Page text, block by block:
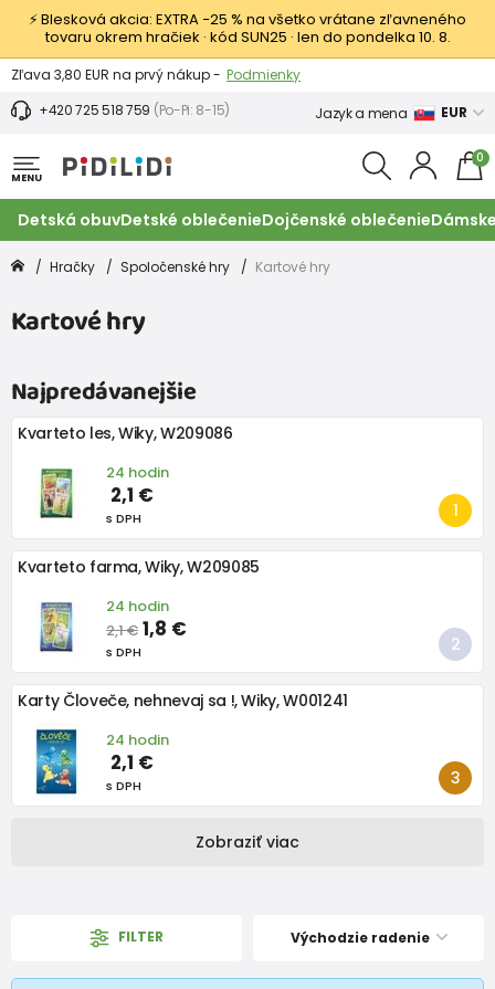
⚡ Blesková akcia: EXTRA −25 % na všetko vrátane zľavneného
tovaru okrem hračiek · kód SUN25 · len do pondelka 10. 8.
Výmena a vrátenie tovaru - Zobraziť
Zľava 3,80 EUR na prvý nákup - Podmienky
+420 725 518 759 (Po-Pi: 8-15) Jazyk a mena EUR
MENU
0
Detská obuvDetské oblečenieDojčenské oblečenie
Hračky Spoločenské hry Kartové hry
Kartové hry
Najpredávanejšie
Kvarteto les, Wiky, W209086
24 hodin
2,1 €
s DPH
Kvarteto farma, Wiky, W209085
24 hodin
2,1 € 1,8 €
s DPH
Karty Človeče, nehnevaj sa !, Wiky, W001241
24 hodin
2,1 €
s DPH
Zobraziť viac
FILTER Východzie radenie